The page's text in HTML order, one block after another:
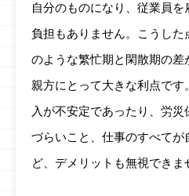
自分のものになり、従業員
負担もありません。こうし
のような繁忙期と閑散期の差
親方にとって大きな利点です
入が不安定であったり、労
づらいこと、仕事のすべてが
ど、デメリットも無視できま